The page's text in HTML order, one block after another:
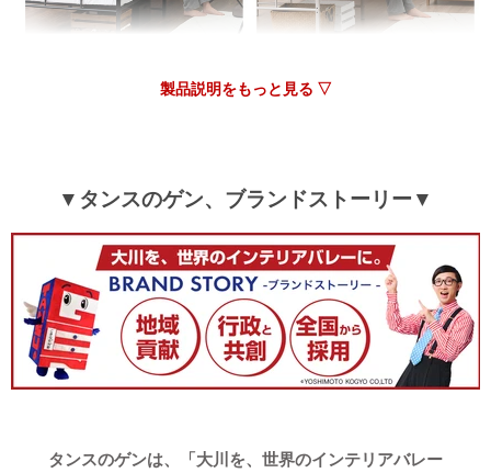
>>タンスのゲンが返信しました
ざいます。商品の鉄部分の作りや納まり具合にご納得いた
だけているようで嬉しく思います。しかしながら、板の角
いましたら、お気軽に当店までお問い合わせください。今
めてまいりますので、引き続きタンスのゲンをどうぞよろ
しくお願いいたします。
05/23/2026
かも？」と少し不安でしたが、届いてみると、全く軋むことも
製品説明をもっと見る ▽
▼タンスのゲン、ブランドストーリー▼
タンスのゲンは、「大川を、世界のインテリアバレー